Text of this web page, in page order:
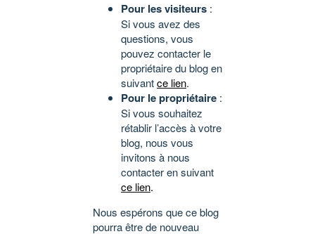
Pour les visiteurs :
Si vous avez des
questions, vous
pouvez contacter le
propriétaire du blog en
suivantce lien.
Pour le propriétaire :
Si vous souhaitez
rétablir l’accès à votre
blog, nous vous
invitons à nous
contacter en suivant
ce lien.
Nous espérons que ce blog
pourra être de nouveau